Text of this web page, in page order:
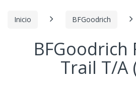
Inicio BFGoodrich
BFGoodrich
Trail T/A